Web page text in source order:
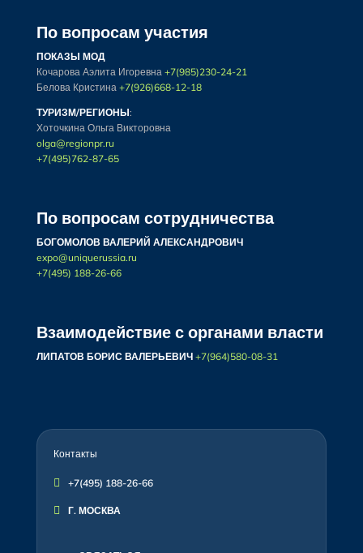
По вопросам участия
ПОКАЗЫ МОД
Кочарова Аэлита Игоревна +7(985)230-24-21
Белова Кристина +7(926)668-12-18
ТУРИЗМ/РЕГИОНЫ:
Хоточкина Ольга Викторовна
olga@regionpr.ru
+7(495)762-87-65
По вопросам сотрудничества
БОГОМОЛОВ ВАЛЕРИЙ АЛЕКСАНДРОВИЧ
expo@uniquerussia.ru
+7(495) 188-26-66
Взаимодействие с органами власти
ЛИПАТОВ БОРИС ВАЛЕРЬЕВИЧ +7(964)580-08-31
Контакты
 +7(495) 188-26-66
 Г. МОСКВА